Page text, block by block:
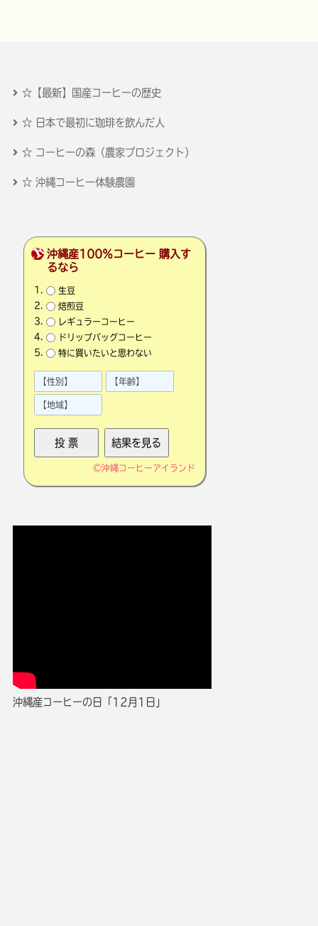
☆【最新】国産コーヒーの歴史
☆ 日本で最初に珈琲を飲んだ人
☆ コーヒーの森（農家プロジェクト）
☆ 沖縄コーヒー体験農園
沖縄産100％コーヒー 購入す
るなら
生豆
焙煎豆
レギュラーコーヒー
ドリップバッグコーヒー
特に買いたいと思わない
©沖縄コーヒーアイランド
沖縄産コーヒーの日「12月1日」